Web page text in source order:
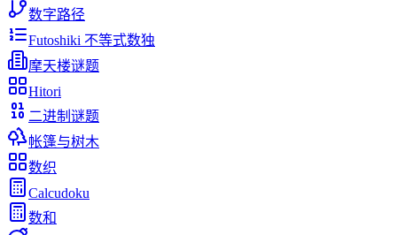
数字路径
Futoshiki 不等式数独
摩天楼谜题
Hitori
二进制谜题
帐篷与树木
数织
Calcudoku
数和